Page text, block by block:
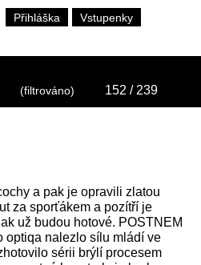
Přihláška Vstupenky
(filtrováno) 152 / 239
a pak je opravili zlatou
za sporťákem a pozítří je
už budou hotové. POSTNEM
optiqa nalezlo sílu mládí ve
sérii brýlí procesem